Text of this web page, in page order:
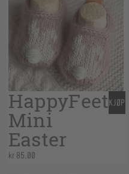
HappyFeet
Mini
Easter
kr85,00
KJØP